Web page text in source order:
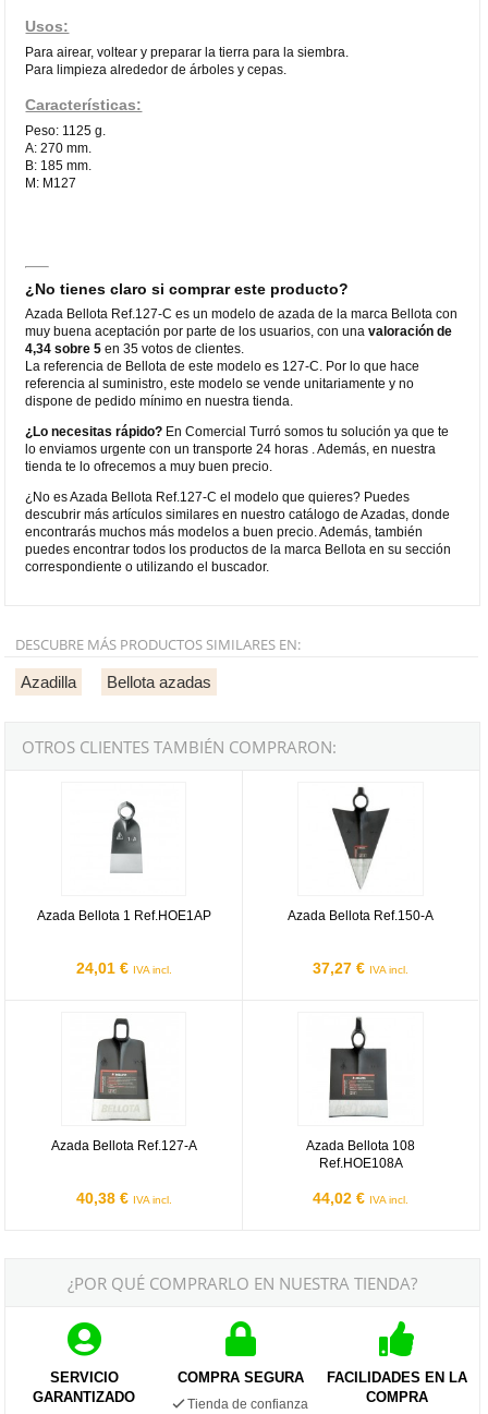
Usos:
Para airear, voltear y preparar la tierra para la siembra.
Para limpieza alrededor de árboles y cepas.
Características:
Peso: 1125 g.
A: 270 mm.
B: 185 mm.
M: M127
¿No tienes claro si comprar este producto?
Azada Bellota Ref.127-C es un modelo de azada de la marca Bellota con
muy buena aceptación por parte de los usuarios, con unavaloración de
4,34 sobre 5 en 35 votos de clientes.
La referencia de Bellota de este modelo es 127-C. Por lo que hace
referencia al suministro, este modelo se vende unitariamente y no
dispone de pedido mínimo en nuestra tienda.
¿Lo necesitas rápido? En Comercial Turró somos tu solución ya que te
lo enviamos urgente con un transporte 24 horas . Además, en nuestra
tienda te lo ofrecemos a muy buen precio.
¿No es Azada Bellota Ref.127-C el modelo que quieres? Puedes
descubrir más artículos similares en nuestro catálogo de Azadas, donde
encontrarás muchos más modelos a buen precio. Además, también
puedes encontrar todos los productos de la marca Bellota en su sección
correspondiente o utilizando el buscador.
DESCUBRE MÁS PRODUCTOS SIMILARES EN:
Azadilla Bellota azadas
OTROS CLIENTES TAMBIÉN COMPRARON:
Azada Bellota 1 Ref.HOE1AP
24,01 € IVA incl.
Azada Bellota Ref.150-A
37,27 € IVA incl.
Azada Bellota Ref.150-A
Azada Bellota Ref.127-A
40,38 € IVA incl.
Azada Bellota 108
Ref.HOE108A
44,02 € IVA incl.
Azada Bellota 108 Ref.HOE108A
¿POR QUÉ COMPRARLO EN NUESTRA TIENDA?
SERVICIO
GARANTIZADO
COMPRA SEGURA
Tienda de confianza
FACILIDADES EN LA
COMPRA